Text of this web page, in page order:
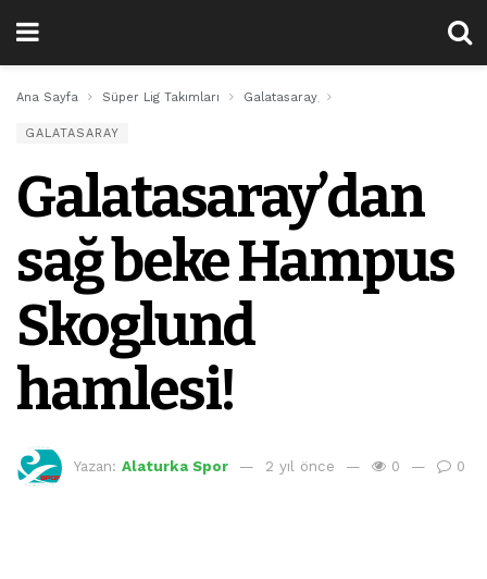
Ana Sayfa Süper Lig Takımları Galatasaray
GALATASARAY
Galatasaray’dan
sağ beke Hampus
Skoglund
hamlesi!
Yazan: Alaturka Spor 2 yıl önce 0 0